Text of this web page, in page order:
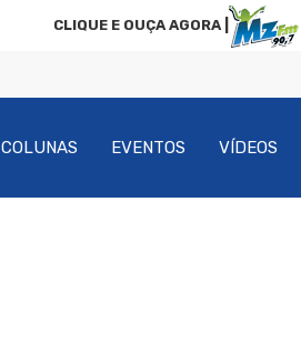
CLIQUE E OUÇA AGORA |
COLUNAS EVENTOS VÍDEOS